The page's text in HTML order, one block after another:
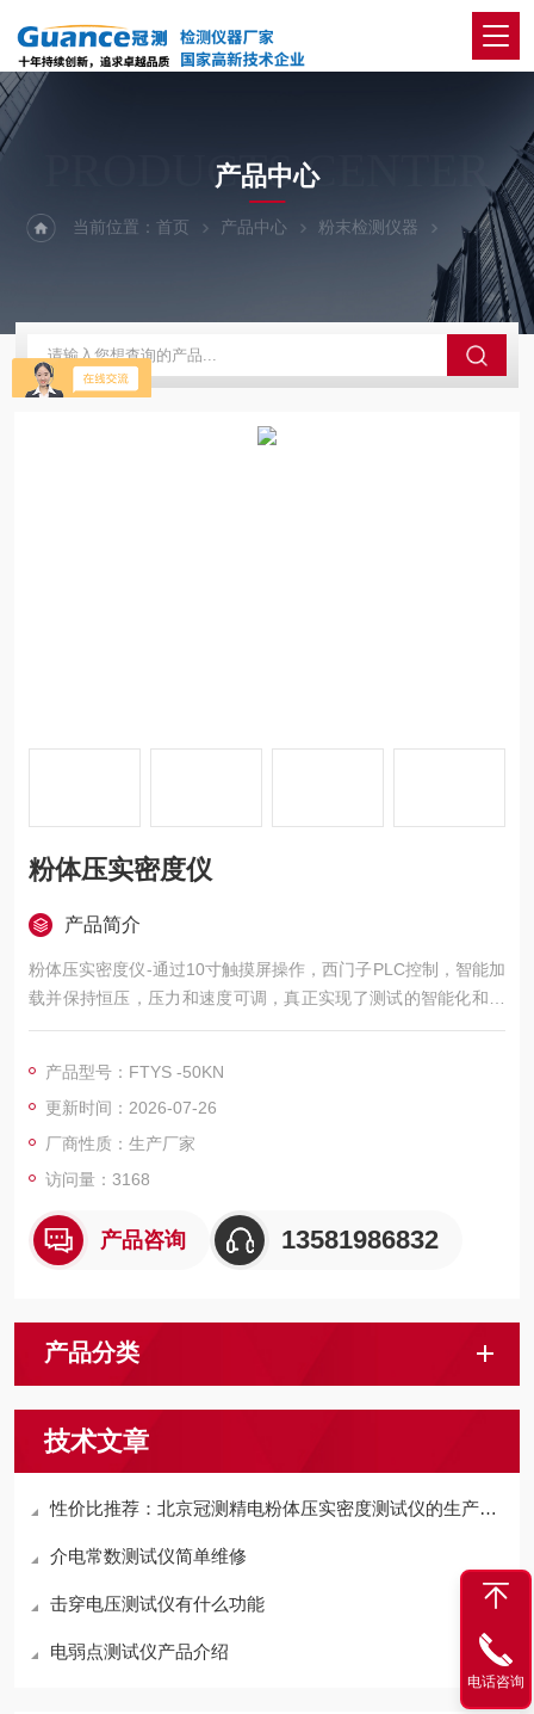
PRODUCTS CENTER
产品中心
当前位置：首页 产品中心 粉末检测仪器 粉体压实
粉体压实密度仪
产品简介
粉体压实密度仪-通过10寸触摸屏操作，西门子PLC控制，智能加
载并保持恒压，压力和速度可调，真正实现了测试的智能化和自
动化，无需人工干预，试验过程自动完成，试验完毕后自动回归
产品型号：FTYS -50KN
更新时间：2026-07-26
厂商性质：生产厂家
访问量：3168
产品咨询 13581986832
产品分类
技术文章
性价比推荐：北京冠测精电粉体压实密度测试仪的生产标准与质量控制体系揭秘
介电常数测试仪简单维修
击穿电压测试仪有什么功能
电弱点测试仪产品介绍
电话咨询